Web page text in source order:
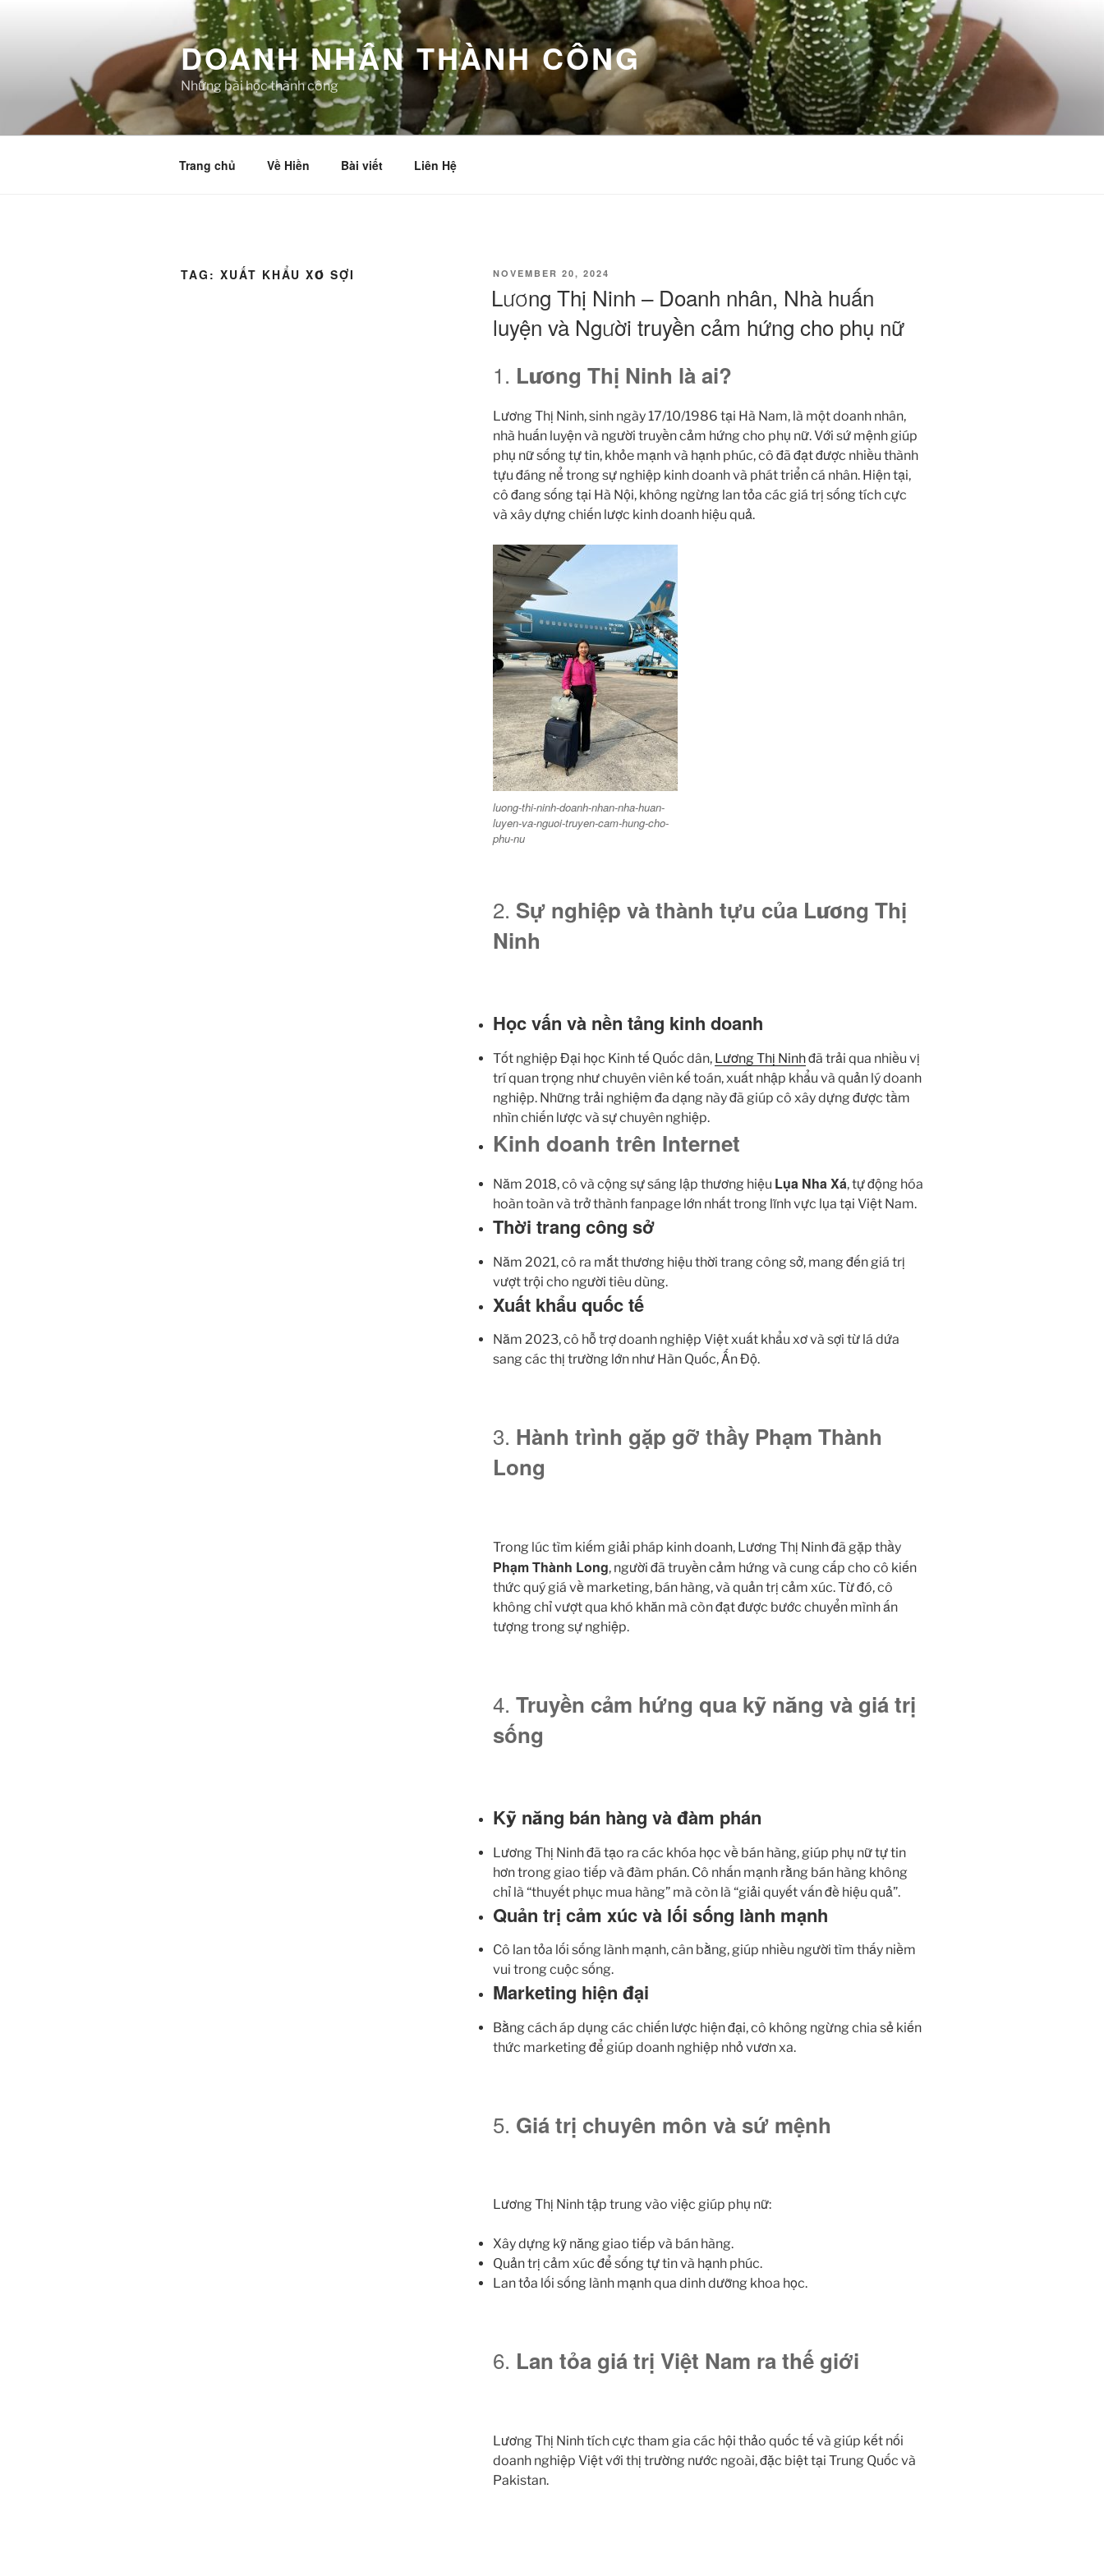
DOANH NHÂN THÀNH CÔNG
Những bài học thành công
Trang chủ Về Hiền Bài viết Liên Hệ
TAG: XUẤT KHẨU XƠ SỢI
POSTED
NOVEMBER 20, 2024
Lương Thị Ninh – Doanh nhân, Nhà huấn
luyện và Người truyền cảm hứng cho phụ nữ
1. Lương Thị Ninh là ai?
Lương Thị Ninh, sinh ngày 17/10/1986 tại Hà Nam, là một doanh nhân,
nhà huấn luyện và người truyền cảm hứng cho phụ nữ. Với sứ mệnh giúp
phụ nữ sống tự tin, khỏe mạnh và hạnh phúc, cô đã đạt được nhiều thành
tựu đáng nể trong sự nghiệp kinh doanh và phát triển cá nhân. Hiện tại,
cô đang sống tại Hà Nội, không ngừng lan tỏa các giá trị sống tích cực
và xây dựng chiến lược kinh doanh hiệu quả.
luong-thi-ninh-doanh-nhan-nha-huan-
luyen-va-nguoi-truyen-cam-hung-cho-
phu-nu
2. Sự nghiệp và thành tựu của Lương Thị
Ninh
Học vấn và nền tảng kinh doanh
Tốt nghiệp Đại học Kinh tế Quốc dân, Lương Thị Ninhđã trải qua nhiều vị
trí quan trọng như chuyên viên kế toán, xuất nhập khẩu và quản lý doanh
nghiệp. Những trải nghiệm đa dạng này đã giúp cô xây dựng được tầm
nhìn chiến lược và sự chuyên nghiệp.
Kinh doanh trên Internet
Năm 2018, cô và cộng sự sáng lập thương hiệu Lụa Nha Xá, tự động hóa
hoàn toàn và trở thành fanpage lớn nhất trong lĩnh vực lụa tại Việt Nam.
Thời trang công sở
Năm 2021, cô ra mắt thương hiệu thời trang công sở, mang đến giá trị
vượt trội cho người tiêu dùng.
Xuất khẩu quốc tế
Năm 2023, cô hỗ trợ doanh nghiệp Việt xuất khẩu xơ và sợi từ lá dứa
sang các thị trường lớn như Hàn Quốc, Ấn Độ.
3. Hành trình gặp gỡ thầy Phạm Thành
Long
Trong lúc tìm kiếm giải pháp kinh doanh, Lương Thị Ninh đã gặp thầy
Phạm Thành Long, người đã truyền cảm hứng và cung cấp cho cô kiến
thức quý giá về marketing, bán hàng, và quản trị cảm xúc. Từ đó, cô
không chỉ vượt qua khó khăn mà còn đạt được bước chuyển mình ấn
tượng trong sự nghiệp.
4. Truyền cảm hứng qua kỹ năng và giá trị
sống
Kỹ năng bán hàng và đàm phán
Lương Thị Ninh đã tạo ra các khóa học về bán hàng, giúp phụ nữ tự tin
hơn trong giao tiếp và đàm phán. Cô nhấn mạnh rằng bán hàng không
chỉ là “thuyết phục mua hàng” mà còn là “giải quyết vấn đề hiệu quả”.
Quản trị cảm xúc và lối sống lành mạnh
Cô lan tỏa lối sống lành mạnh, cân bằng, giúp nhiều người tìm thấy niềm
vui trong cuộc sống.
Marketing hiện đại
Bằng cách áp dụng các chiến lược hiện đại, cô không ngừng chia sẻ kiến
thức marketing để giúp doanh nghiệp nhỏ vươn xa.
5. Giá trị chuyên môn và sứ mệnh
Lương Thị Ninh tập trung vào việc giúp phụ nữ:
Xây dựng kỹ năng giao tiếp và bán hàng.
Quản trị cảm xúc để sống tự tin và hạnh phúc.
Lan tỏa lối sống lành mạnh qua dinh dưỡng khoa học.
6. Lan tỏa giá trị Việt Nam ra thế giới
Lương Thị Ninh tích cực tham gia các hội thảo quốc tế và giúp kết nối
doanh nghiệp Việt với thị trường nước ngoài, đặc biệt tại Trung Quốc và
Pakistan.